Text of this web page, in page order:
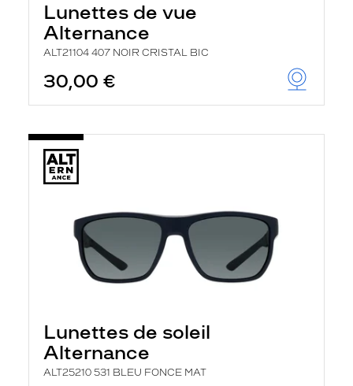
Lunettes de vue
Alternance
ALT21104 407 NOIR CRISTAL BIC
30,00 €
Lunettes de soleil
Alternance
ALT25210 531 BLEU FONCE MAT